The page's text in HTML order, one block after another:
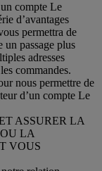
compte Le
d’avantages
permettra de
passage plus
adresses
commandes.
nous permettre de
d’un compte Le
ASSURER LA
LA
VOUS